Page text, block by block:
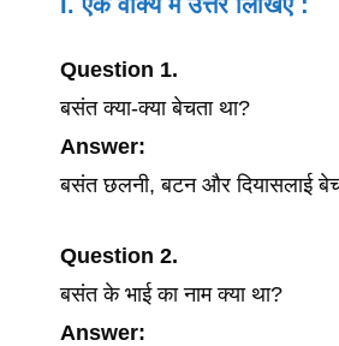
Question 1.
बसंत क्या-क्या बेचता था?
Answer:
बसंत छलनी, बटन और दियासलाई
Question 2.
बसंत के भाई का नाम क्या था?
Answer: